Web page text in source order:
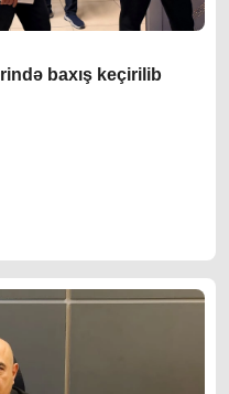
baxış keçirilib